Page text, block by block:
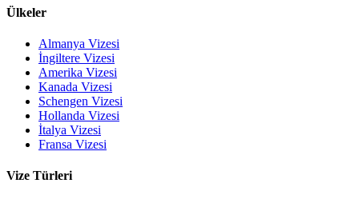
Ülkeler
Almanya Vizesi
İngiltere Vizesi
Amerika Vizesi
Kanada Vizesi
Schengen Vizesi
Hollanda Vizesi
İtalya Vizesi
Fransa Vizesi
Vize Türleri